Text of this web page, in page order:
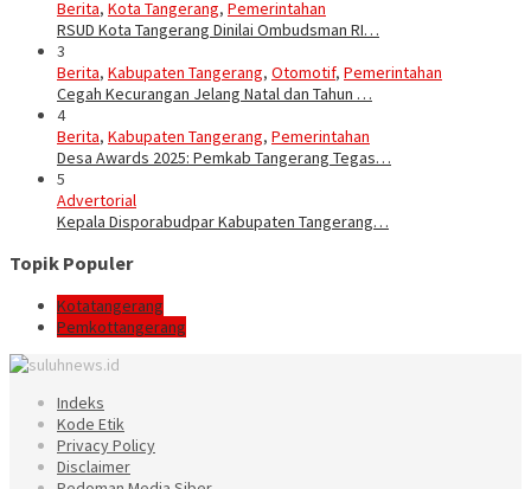
Berita, Kota Tangerang, Pemerintahan
RSUD Kota Tangerang Dinilai Ombudsman RI…
3
Berita, Kabupaten Tangerang, Otomotif, Pemerintahan
Cegah Kecurangan Jelang Natal dan Tahun …
4
Berita, Kabupaten Tangerang, Pemerintahan
Desa Awards 2025: Pemkab Tangerang Tegas…
5
Advertorial
Kepala Disporabudpar Kabupaten Tangerang…
Topik Populer
Kotatangerang
Pemkottangerang
Indeks
Kode Etik
Privacy Policy
Disclaimer